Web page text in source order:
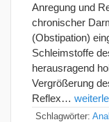
Anregung und
chronischer
(Obstipation)
Schleimstoffe
herausragend
Vergrößerung
Reflex…
Schlagwörter: